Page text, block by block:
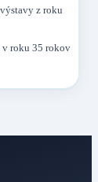
z roku
v roku 35 rokov